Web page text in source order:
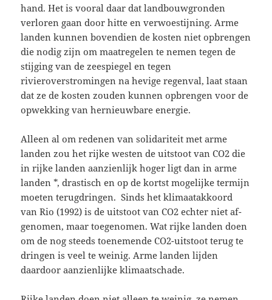
hand. Het is vooral daar dat landbouwgronden
verloren gaan door hitte en verwoestijning. Arme
landen kunnen bovendien de kosten niet opbrengen
die nodig zijn om maatregelen te nemen tegen de
stijging van de zeespiegel en tegen
rivieroverstromingen na hevige regenval, laat staan
dat ze de kosten zouden kunnen opbrengen voor de
opwekking van hernieuwbare energie.
Alleen al om redenen van solidariteit met arme
landen zou het rijke westen de uitstoot van CO2 die
in rijke landen aanzienlijk hoger ligt dan in arme
landen *, drastisch en op de kortst moge­lijke termijn
moeten terugdringen. Sinds het klimaatakkoord
van Rio (1992) is de uitstoot van CO2 echter niet af­
genomen, maar toegenomen. Wat rijke landen doen
om de nog steeds toe­nemende CO2-uitstoot terug te
dringen is veel te weinig. Arme landen lijden
daardoor aanzienlijke klimaatschade.